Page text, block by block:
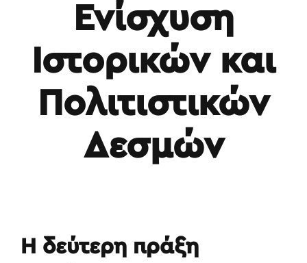
Ενίσχυση
Ιστορικών και
Πολιτιστικών
Δεσμών
Η δεύτερη πράξη